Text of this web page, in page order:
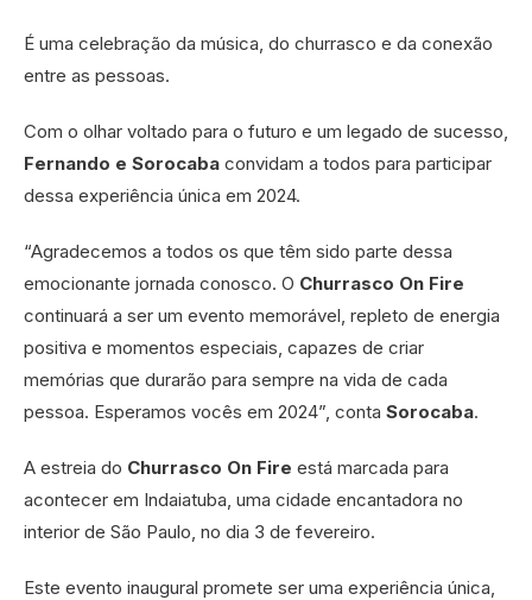
É uma celebração da música, do churrasco e da conexão
entre as pessoas.
Com o olhar voltado para o futuro e um legado de sucesso,
Fernando e Sorocaba convidam a todos para participar
dessa experiência única em 2024.
“Agradecemos a todos os que têm sido parte dessa
emocionante jornada conosco. O Churrasco On Fire
continuará a ser um evento memorável, repleto de energia
positiva e momentos especiais, capazes de criar
memórias que durarão para sempre na vida de cada
pessoa. Esperamos vocês em 2024”, conta Sorocaba.
A estreia do Churrasco On Fire está marcada para
acontecer em Indaiatuba, uma cidade encantadora no
interior de São Paulo, no dia 3 de fevereiro.
Este evento inaugural promete ser uma experiência única,